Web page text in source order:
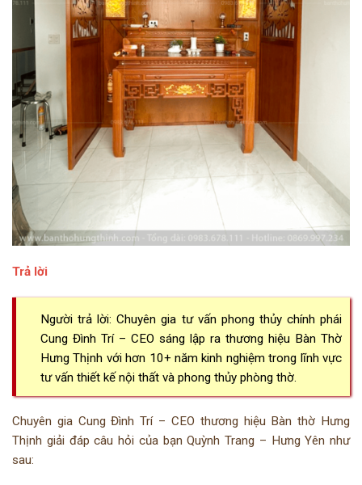
Trả lời
Người trả lời: Chuyên gia tư vấn phong thủy chính phái
Cung Đình Trí – CEO sáng lập ra thương hiệu Bàn Thờ
Hưng Thịnh với hơn 10+ năm kinh nghiệm trong lĩnh vực
tư vấn thiết kế nội thất và phong thủy phòng thờ.
Chuyên gia Cung Đình Trí – CEO thương hiệu Bàn thờ Hưng
Thịnh giải đáp câu hỏi của bạn Quỳnh Trang – Hưng Yên như
sau: